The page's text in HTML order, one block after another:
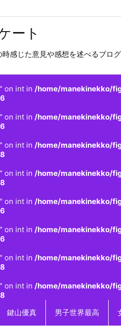
ート
感じた意見や感想を述べるブログ
on int in /home/manekinekko/
on int in /home/manekinekko/
on int in /home/manekinekko/
on int in /home/manekinekko/
on int in /home/manekinekko/
on int in /home/manekinekko/
on int in /home/manekinekko/
on int in /home/manekinekko/
鍵山優真 男子世界最高